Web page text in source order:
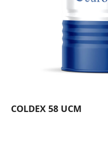
COLDEX 58 UCM